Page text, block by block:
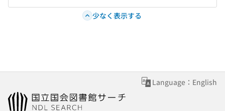
少なく表示する
Language：English